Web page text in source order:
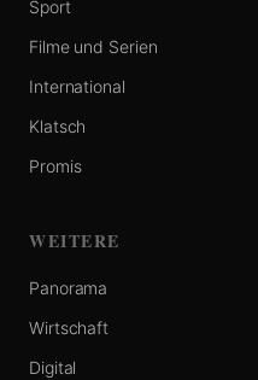
Sport
Filme und Serien
International
Klatsch
Promis
WEITERE
Panorama
Wirtschaft
Digital